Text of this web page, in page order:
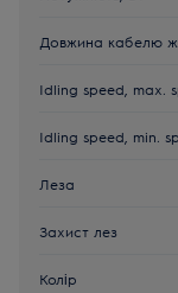
Довжина кабелю
Idling speed, max.
Idling speed, min.
Леза
Захист лез
Колір